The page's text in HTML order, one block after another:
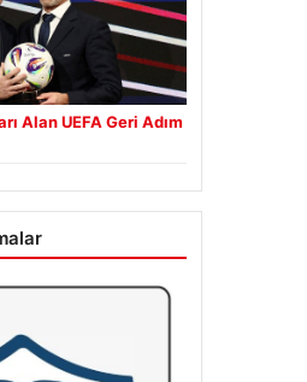
Alan UEFA Geri Adım